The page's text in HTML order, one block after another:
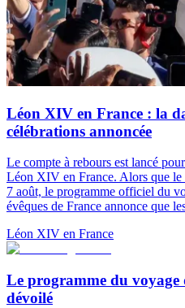
Léon XIV en France : la
célébrations annoncée
Le compte à rebours est lancé
Léon XIV en France. Alors que
7 août, le programme officiel du
évêques de France annonce que
Léon XIV en France
Le programme du
dévoilé